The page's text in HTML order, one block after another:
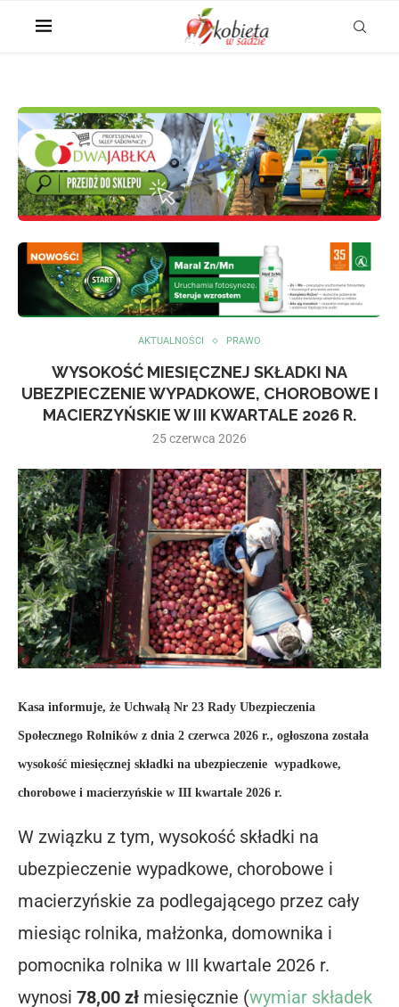
AKTUALNOŚCI PRAWO
WYSOKOŚĆ MIESIĘCZNEJ SKŁADKI NA
UBEZPIECZENIE WYPADKOWE, CHOROBOWE I
MACIERZYŃSKIE W III KWARTALE 2026 R.
25 czerwca 2026
Kasa informuje, że Uchwałą Nr 23 Rady Ubezpieczenia
Społecznego Rolników z dnia 2 czerwca 2026 r., ogłoszona została
wysokość miesięcznej składki na ubezpieczenie wypadkowe,
chorobowe i macierzyńskie w III kwartale 2026 r.
W związku z tym, wysokość składki na
ubezpieczenie wypadkowe, chorobowe i
macierzyńskie za podlegającego przez cały
miesiąc rolnika, małżonka, domownika i
pomocnika rolnika w III kwartale 2026 r.
wynosi 78,00 zł miesięcznie (wymiar składek